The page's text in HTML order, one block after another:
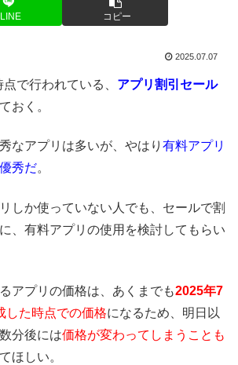
LINE コピー
2025.07.07
点で行われている、 アプリ割引セール
おく。
なアプリは多いが、やはり 有料アプリ
秀だ。
しか使っていない人でも、セールで割
、有料アプリの使用を検討してもらい
アプリの価格は、あくまでも2025年7
した時点での価格になるため、明日以
分後には価格が変わってしまうことも
ほしい。